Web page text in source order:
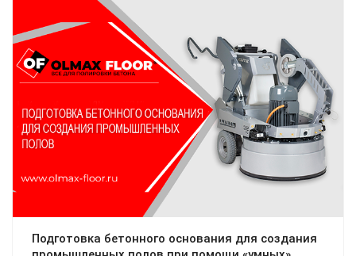
Подготовка бетонного основания для создания